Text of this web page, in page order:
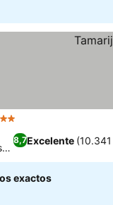
8,7Excelente
exactos